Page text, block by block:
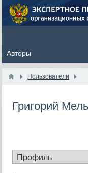
Пользователи
Григорий